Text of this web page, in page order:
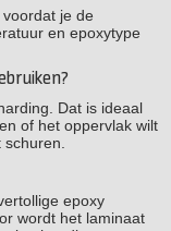
je de
en epoxytype
Dat is ideaal
of het oppervlak wilt
schuren.
epoxy
wordt het laminaat